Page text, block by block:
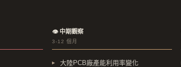
👁 中期觀察
3-12 個月
大陸PCB廠產能利用率變化